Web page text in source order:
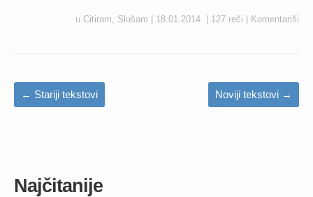
u Citiram Slušam | 18.01.2014. | 127 reči | Komentariši
← Stariji tekstovi Noviji tekstovi →
Najčitanije